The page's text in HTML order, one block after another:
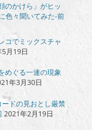
のかけら」がヒッ
色々聞いてみた-前
コでミックスチャ
月19日
めぐる一連の現象
年3月30日
ードの見おとし厳禁
2021年2月19日